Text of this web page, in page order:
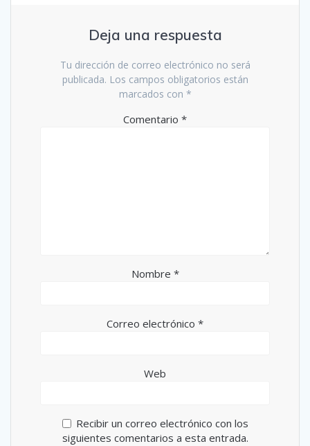
Deja una respuesta
Tu dirección de correo electrónico no será
publicada. Los campos obligatorios están
marcados con *
Comentario *
Nombre *
Correo electrónico *
Web
Recibir un correo electrónico con los
siguientes comentarios a esta entrada.